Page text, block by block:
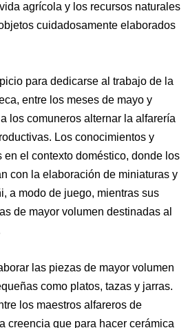
agrícola y los recursos naturales
cuidadosamente elaborados
para dedicarse al trabajo de la
entre los meses de mayo y
los comuneros alternar la alfarería
Los conocimientos y
en el contexto doméstico, donde los
con la elaboración de miniaturas y
a modo de juego, mientras sus
de mayor volumen destinadas al
las piezas de mayor volumen
como platos, tazas y jarras.
los maestros alfareros de
creencia que para hacer cerámica